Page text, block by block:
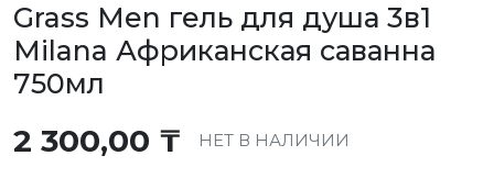
Grass Men гель для душа 3в1
Milana Африканская саванна
750мл
2 300,00 ₸ НЕТ В НАЛИЧИИ